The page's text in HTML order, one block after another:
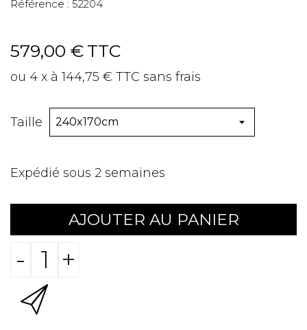
Référence : 52204
579,00 € TTC
ou 4 x à 144,75 € TTC sans frais
Taille
Expédié sous 2 semaines
AJOUTER AU PANIER
- +